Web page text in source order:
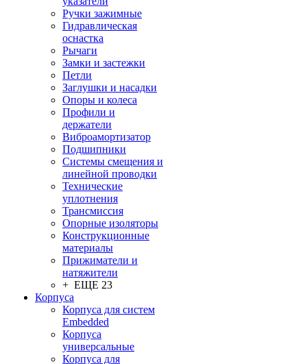
Ручки зажимные
Гидравлическая
оснастка
Рычаги
Замки и застежки
Петли
Заглушки и насадки
Опоры и колеса
Профили и
держатели
Виброамортизатор
Подшипники
Системы смещения и
линейной проводки
Технические
уплотнения
Трансмиссия
Опорные изоляторы
Конструкционные
материалы
Прижиматели и
натяжители
+ ЕЩЕ 23
Корпуса
Корпуса для систем
Embedded
Корпуса
универсальные
Корпуса для